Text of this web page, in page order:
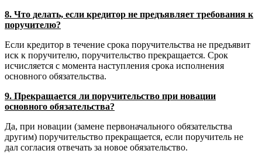
8. Что делать, если кредитор не предъявляет требования к
поручителю?
Если кредитор в течение срока поручительства не предъявит
иск к поручителю, поручительство прекращается. Срок
исчисляется с момента наступления срока исполнения
основного обязательства.
9. Прекращается ли поручительство при новации
основного обязательства?
Да, при новации (замене первоначального обязательства
другим) поручительство прекращается, если поручитель не
дал согласия отвечать за новое обязательство.